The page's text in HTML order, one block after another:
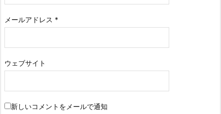
メールアドレス *
ウェブサイト
新しいコメントをメールで通知